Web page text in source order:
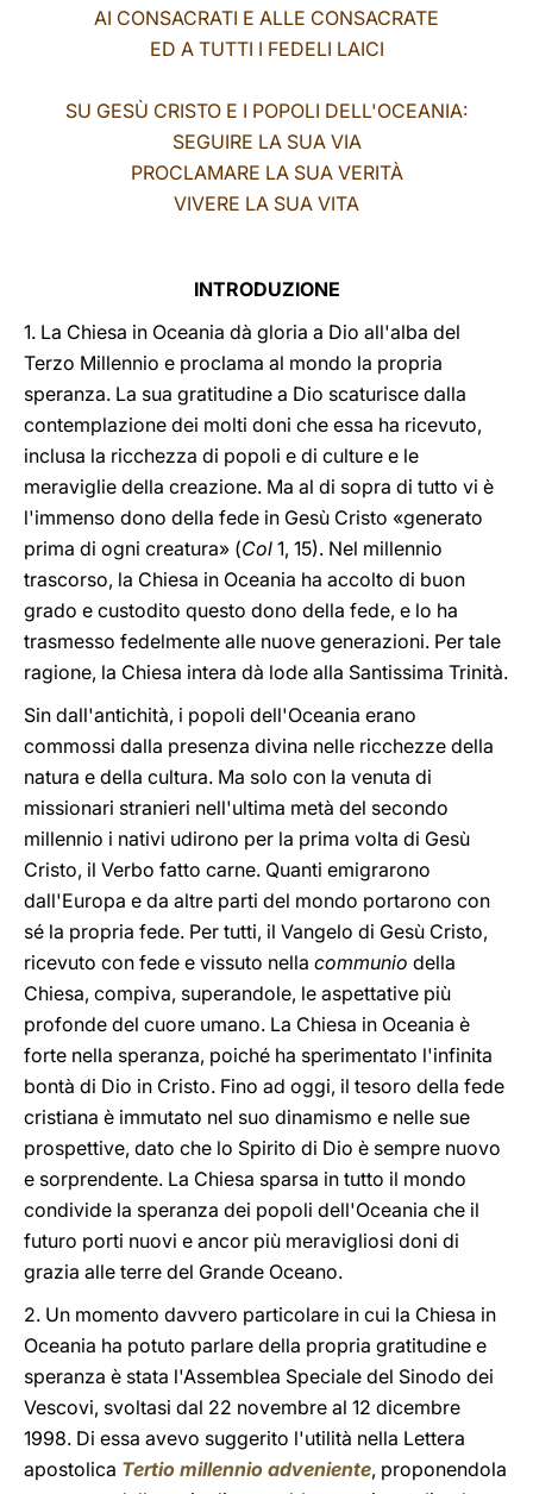
AI CONSACRATI E ALLE CONSACRATE
ED A TUTTI I FEDELI LAICI
SU GESÙ CRISTO E I POPOLI DELL'OCEANIA:
SEGUIRE LA SUA VIA
PROCLAMARE LA SUA VERITÀ
VIVERE LA SUA VITA
INTRODUZIONE
1. La Chiesa in Oceania dà gloria a Dio all'alba del
Terzo Millennio e proclama al mondo la propria
speranza. La sua gratitudine a Dio scaturisce dalla
contemplazione dei molti doni che essa ha ricevuto,
inclusa la ricchezza di popoli e di culture e le
meraviglie della creazione. Ma al di sopra di tutto vi è
l'immenso dono della fede in Gesù Cristo «generato
prima di ogni creatura» (Col 1, 15). Nel millennio
trascorso, la Chiesa in Oceania ha accolto di buon
grado e custodito questo dono della fede, e lo ha
trasmesso fedelmente alle nuove generazioni. Per tale
ragione, la Chiesa intera dà lode alla Santissima Trinità.
Sin dall'antichità, i popoli dell'Oceania erano
commossi dalla presenza divina nelle ricchezze della
natura e della cultura. Ma solo con la venuta di
missionari stranieri nell'ultima metà del secondo
millennio i nativi udirono per la prima volta di Gesù
Cristo, il Verbo fatto carne. Quanti emigrarono
dall'Europa e da altre parti del mondo portarono con
sé la propria fede. Per tutti, il Vangelo di Gesù Cristo,
ricevuto con fede e vissuto nella communio della
Chiesa, compiva, superandole, le aspettative più
profonde del cuore umano. La Chiesa in Oceania è
forte nella speranza, poiché ha sperimentato l'infinita
bontà di Dio in Cristo. Fino ad oggi, il tesoro della fede
cristiana è immutato nel suo dinamismo e nelle sue
prospettive, dato che lo Spirito di Dio è sempre nuovo
e sorprendente. La Chiesa sparsa in tutto il mondo
condivide la speranza dei popoli dell'Oceania che il
futuro porti nuovi e ancor più meravigliosi doni di
grazia alle terre del Grande Oceano.
2. Un momento davvero particolare in cui la Chiesa in
Oceania ha potuto parlare della propria gratitudine e
speranza è stata l'Assemblea Speciale del Sinodo dei
Vescovi, svoltasi dal 22 novembre al 12 dicembre
1998. Di essa avevo suggerito l'utilità nella Lettera
apostolica Tertio millennio adveniente, proponendola